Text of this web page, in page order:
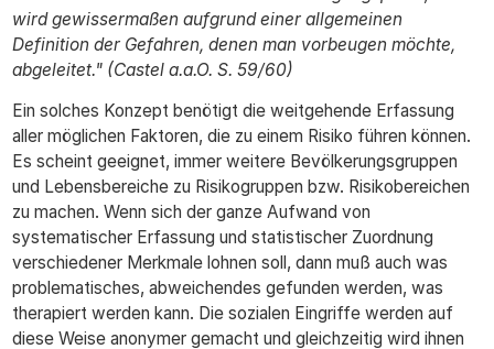
wird gewissermaßen aufgrund einer allgemeinen
Definition der Gefahren, denen man vorbeugen möchte,
abgeleitet." (Castel a.a.O. S. 59/60)
Ein solches Konzept benötigt die weitgehende Erfassung
aller möglichen Faktoren, die zu einem Risiko führen können.
Es scheint geeignet, immer weitere Bevölkerungsgruppen
und Lebensbereiche zu Risikogruppen bzw. Risikobereichen
zu machen. Wenn sich der ganze Aufwand von
systematischer Erfassung und statistischer Zuordnung
verschiedener Merkmale lohnen soll, dann muß auch was
problematisches, abweichendes gefunden werden, was
therapiert werden kann. Die sozialen Eingriffe werden auf
diese Weise anonymer gemacht und gleichzeitig wird ihnen